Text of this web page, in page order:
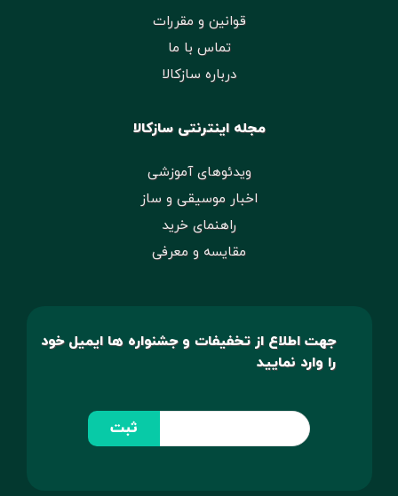
قوانین و مقررات
تماس با ما
درباره سازکالا
مجله اینترنتی سازکالا
ویدئوهای آموزشی
اخبار موسیقی و ساز
راهنمای خرید
مقایسه و معرفی
جهت اطلاع از تخفیفات و جشنواره ها ایمیل خود
را وارد نمایید
ثبت